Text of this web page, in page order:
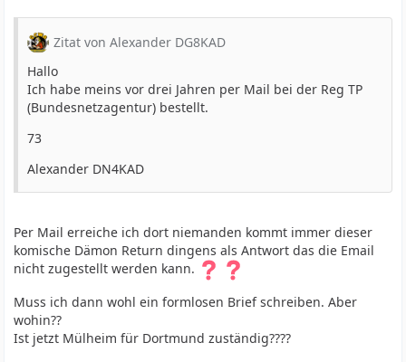
Zitat von Alexander DG8KAD
Hallo
Ich habe meins vor drei Jahren per Mail bei der Reg TP
(Bundesnetzagentur) bestellt.
73
Alexander DN4KAD
Per Mail erreiche ich dort niemanden kommt immer dieser
komische Dämon Return dingens als Antwort das die Email
nicht zugestellt werden kann.
Muss ich dann wohl ein formlosen Brief schreiben. Aber
wohin??
Ist jetzt Mülheim für Dortmund zuständig????